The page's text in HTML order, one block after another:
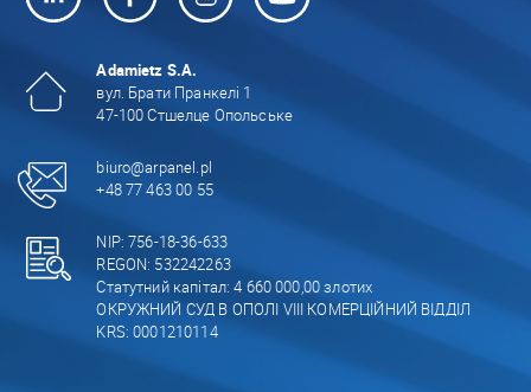
Adamietz S.A.
вул. Брати Пранкелі 1
47-100 Стшелце Опольське
biuro@arpanel.pl
+48 77 463 00 55
NIP: 756-18-36-633
REGON: 532242263
Статутний капітал: 4 660 000,00 злотих
ОКРУЖНИЙ СУД В ОПОЛІ VIII КОМЕРЦІЙНИЙ ВІДДІЛ
KRS: 0001210114